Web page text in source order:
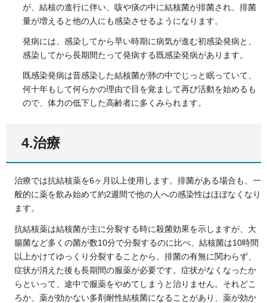
が、結核の進行に伴い、咳や痰の中に結核菌が排菌され、排菌
量が増えると他の人にも感染させるようになります。
発病には、感染してから早い時期に病気が進む初感染発病と、
感染してから長期間たって発病する既感染発病があります。
既感染発病は昔感染した結核菌が肺の中でじっと眠っていて、
何十年もして何らかの理由で目を覚まして再び活動を始めるも
ので、体力の低下した高齢者に多くみられます。
4.治療
治療では抗結核薬を6ヶ月以上使用します。排菌がある場合も、一
般的に薬を飲み始めて約2週間で他の人への感染性はほぼなくなり
ます。
抗結核薬は結核菌が主に分裂する時に殺菌効果を示しますが、大
腸菌など多くの菌が数10分で分裂するのに比べ、結核菌は10時間
以上かけてゆっくり分裂することから、排菌の有無に関わらず、
症状が消えた後も長期間の服薬が必要です。症状がなくなったか
らといって、途中で服薬をやめてしまうと治りません。それどこ
ろか、薬が効かない多剤耐性結核菌になることがあり、薬が効か